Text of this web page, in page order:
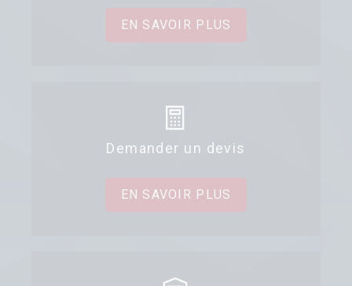
EN SAVOIR PLUS
Demander un devis
EN SAVOIR PLUS